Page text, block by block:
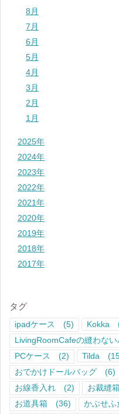
8月
7月
6月
5月
4月
3月
2月
1月
2025年
2024年
2023年
2022年
2021年
2020年
2019年
2018年
2017年
タグ
ipadケース (5) Kokka
LivingRoomCafeの縫わな
PCケース
(2) Tilda
おでかけドールバッグ
(6)
お線香入れ
(2) お裁縫
お道具箱
(36) かぶせふ